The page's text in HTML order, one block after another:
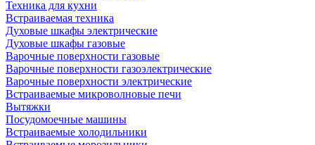
Техника для кухни
Встраиваемая техника
Духовые шкафы электрические
Духовые шкафы газовые
Варочные поверхности газовые
Варочные поверхности газоэлектрические
Варочные поверхности электрические
Встраиваемые микроволновые печи
Вытяжки
Посудомоечные машины
Встраиваемые холодильники